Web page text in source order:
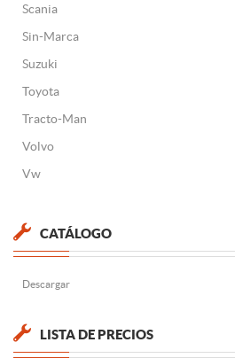
Scania
Sin-Marca
Suzuki
Toyota
Tracto-Man
Volvo
Vw
CATÁLOGO
Descargar
LISTA DE PRECIOS